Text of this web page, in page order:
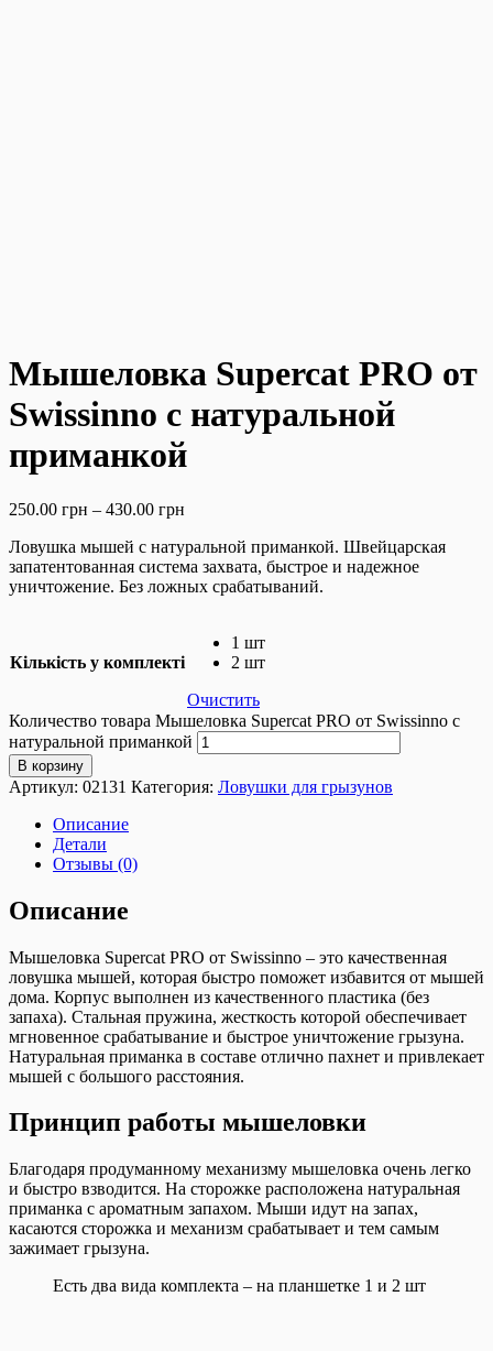
Мышеловка Supercat PRO от
Swissinno с натуральной
приманкой
250.00 грн – 430.00 грн
Ловушка мышей с натуральной приманкой. Швейцарская
запатентованная система захвата, быстрое и надежное
уничтожение. Без ложных срабатываний.
Кількість у комплекті
1 шт
2 шт
Очистить
Количество товара Мышеловка Supercat PRO от Swissinno с
натуральной приманкой
В корзину
Артикул: 02131 Категория: Ловушки для грызунов
Описание
Детали
Отзывы (0)
Описание
Мышеловка Supercat PRO от Swissinno – это качественная
ловушка мышей, которая быстро поможет избавится от мышей
дома. Корпус выполнен из качественного пластика (без
запаха). Стальная пружина, жесткость которой обеспечивает
мгновенное срабатывание и быстрое уничтожение грызуна.
Натуральная приманка в составе отлично пахнет и привлекает
мышей с большого расстояния.
Принцип работы мышеловки
Благодаря продуманному механизму мышеловка очень легко
и быстро взводится. На сторожке расположена натуральная
приманка с ароматным запахом. Мыши идут на запах,
касаются сторожка и механизм срабатывает и тем самым
зажимает грызуна.
Есть два вида комплекта – на планшетке 1 и 2 шт